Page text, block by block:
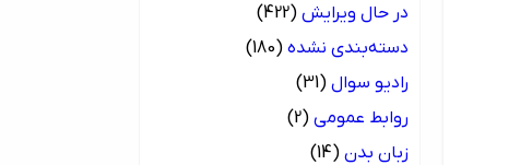
در حال ویرایش (422)
دسته‌بندی نشده (180)
رادیو سوال (31)
روابط عمومی (2)
زبان بدن (14)